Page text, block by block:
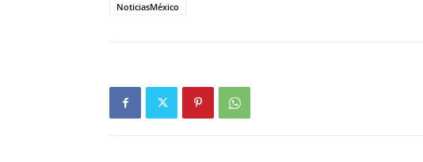
NoticiasMéxico